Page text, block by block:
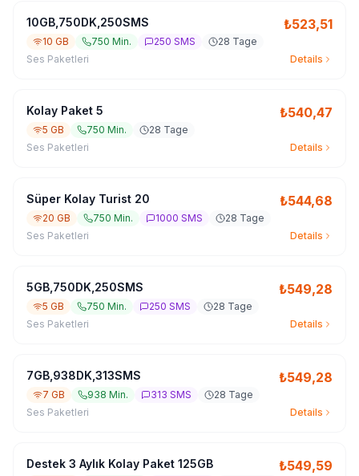
10GB,750DK,250SMS ₺523,51
10 GB 750 Min. 250 SMS
28 Tage
Ses Paketleri
Details
Kolay Paket 5 ₺540,47
5 GB 750 Min.
28 Tage
Ses Paketleri
Details
Süper Kolay Turist 20 ₺544,68
20 GB 750 Min. 1000 SMS
28 Tage
Ses Paketleri
Details
5GB,750DK,250SMS ₺549,28
5 GB 750 Min. 250 SMS
28 Tage
Ses Paketleri
Details
7GB,938DK,313SMS ₺549,28
7 GB 938 Min. 313 SMS
28 Tage
Ses Paketleri
Details
Destek 3 Aylık Kolay Paket 125GB ₺549,59